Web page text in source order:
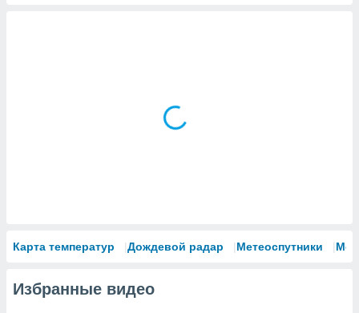
Карта температур Дождевой радар Метеоспутники
Избранные видео